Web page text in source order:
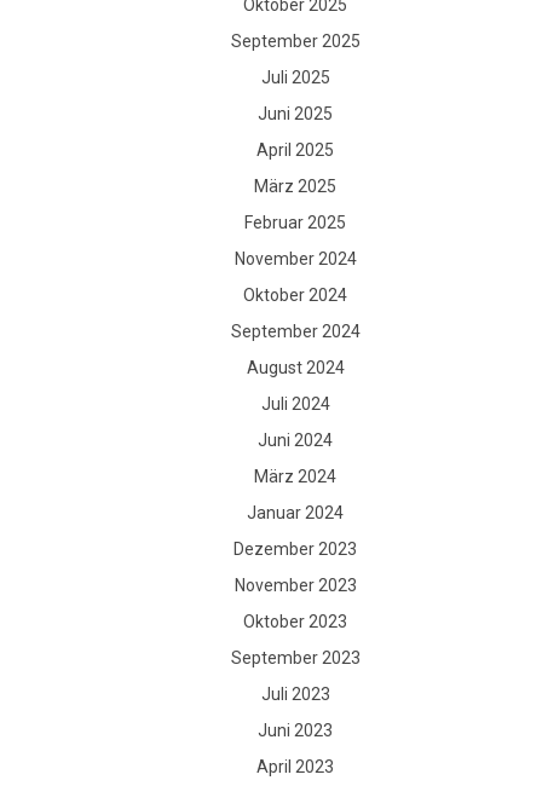
Oktober 2025
September 2025
Juli 2025
Juni 2025
April 2025
März 2025
Februar 2025
November 2024
Oktober 2024
September 2024
August 2024
Juli 2024
Juni 2024
März 2024
Januar 2024
Dezember 2023
November 2023
Oktober 2023
September 2023
Juli 2023
Juni 2023
April 2023